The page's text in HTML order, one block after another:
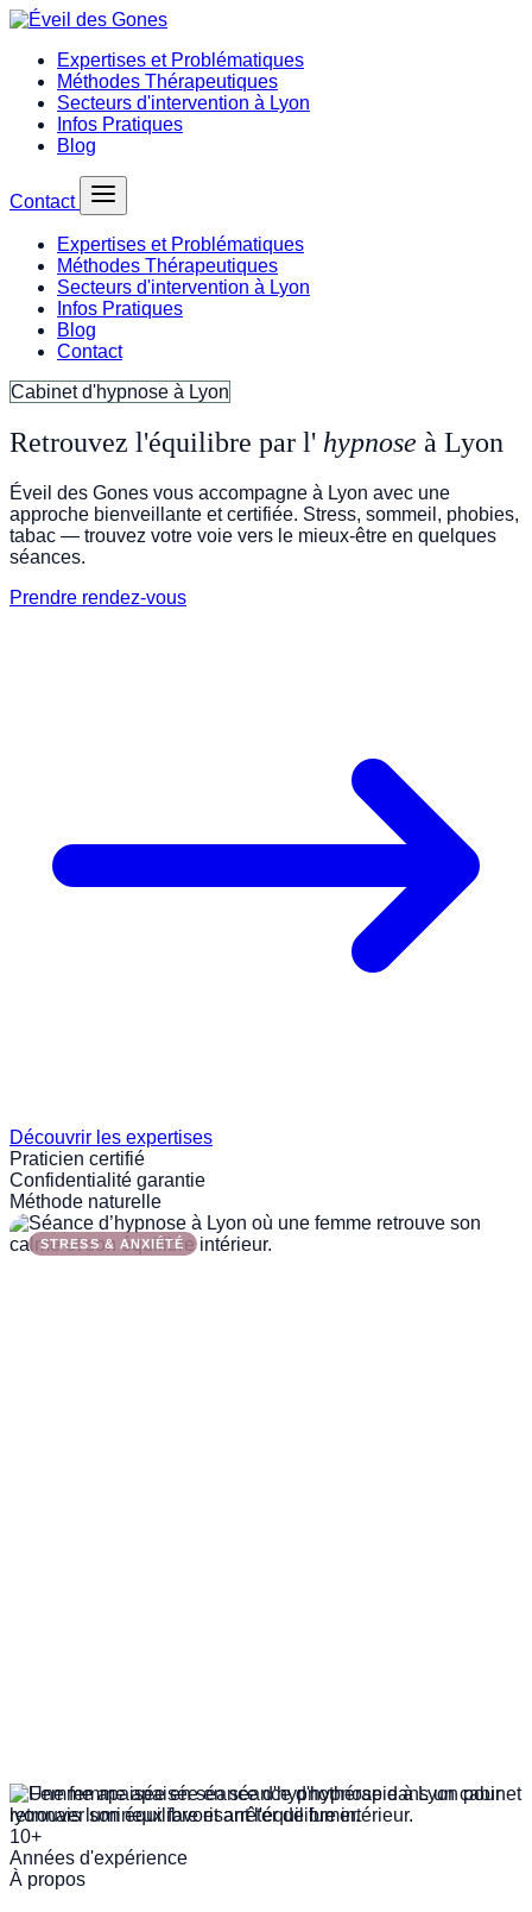
Expertises et Problématiques
Méthodes Thérapeutiques
Secteurs d'intervention à Lyon
Infos Pratiques
Blog
Contact
Expertises et Problématiques
Méthodes Thérapeutiques
Secteurs d'intervention à Lyon
Infos Pratiques
Blog
Contact
Cabinet d'hypnose à Lyon
Retrouvez l'équilibre par l' hypnose à Lyon
Éveil des Gones vous accompagne à Lyon avec une
approche bienveillante et certifiée. Stress, sommeil, phobies,
tabac — trouvez votre voie vers le mieux-être en quelques
séances.
Prendre rendez-vous
Découvrir les expertises
Praticien certifié
Confidentialité garantie
Méthode naturelle
STRESS & ANXIÉTÉ
10+
Années d'expérience
À propos